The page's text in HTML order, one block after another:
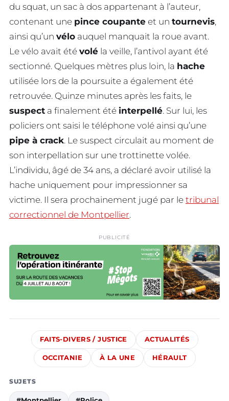
du squat, un sac à dos appartenant à l’auteur,
contenant une pince coupante et un tournevis,
ainsi qu’un vélo auquel manquait la roue avant.
Le vélo avait été volé la veille, l’antivol ayant été
sectionné. Quelques mètres plus loin, la hache
utilisée lors de la poursuite a également été
retrouvée. Quinze minutes après les faits, le
suspect a finalement été interpellé. Sur lui, les
policiers ont saisi le téléphone volé ainsi qu’une
pipe à crack. Le suspect circulait au moment de
son interpellation sur une trottinette volée.
L’individu, âgé de 34 ans, a déclaré avoir utilisé la
hache uniquement pour impressionner sa
victime. Il sera prochainement jugé par le tribunal
correctionnel de Montpellier.
PUBLICITÉ
FAITS-DIVERS / JUSTICE ACTUALITÉS
OCCITANIE À LA UNE HÉRAULT
SUJETS